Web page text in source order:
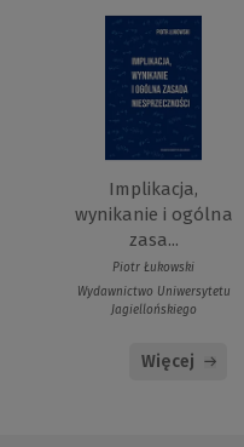
Implikacja,
wynikanie i ogólna
zasa...
Piotr Łukowski
Wydawnictwo Uniwersytetu
Jagiellońskiego
Więcej